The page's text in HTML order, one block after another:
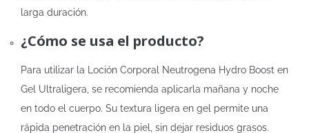
larga duración.
¿Cómo se usa el producto?
Para utilizar la Loción Corporal Neutrogena Hydro Boost en
Gel Ultraligera, se recomienda aplicarla mañana y noche
en todo el cuerpo. Su textura ligera en gel permite una
rápida penetración en la piel, sin dejar residuos grasos.